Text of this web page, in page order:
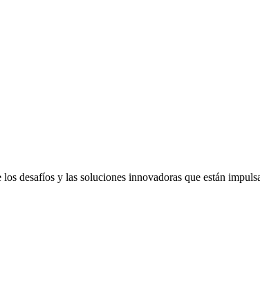
desafíos y las soluciones innovadoras que están